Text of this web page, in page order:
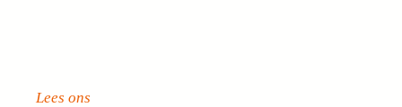
Lees ons